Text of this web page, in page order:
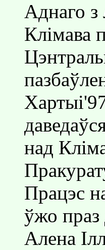
Аднаго з
Клiмава
над
Працэс
ўжо
Алена